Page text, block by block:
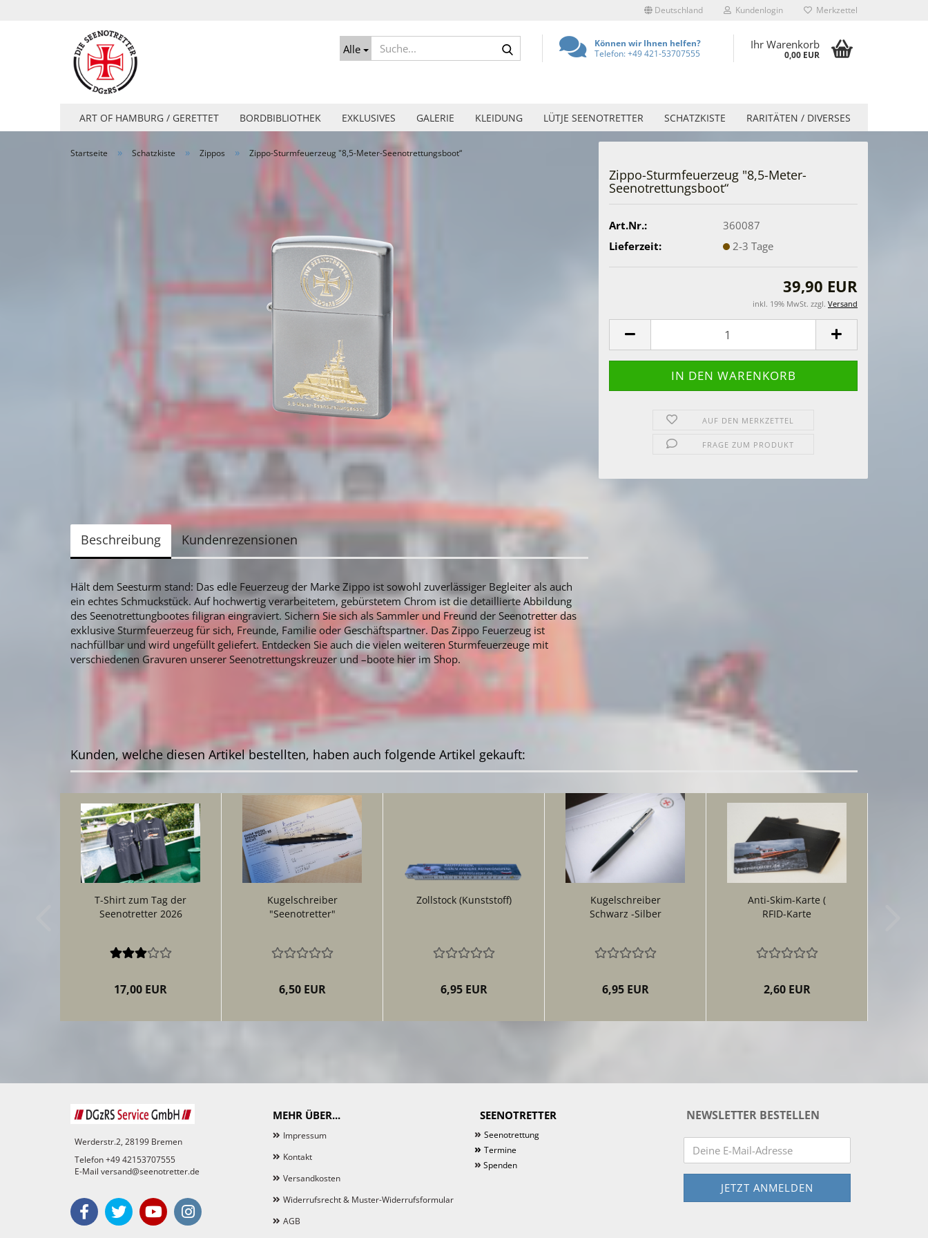
Deutschland Kundenlogin Merkzettel
Alle
Können wir Ihnen helfen?
Telefon: +49 421-53707555
Ihr Warenkorb
0,00 EUR
ART OF HAMBURG / GERETTET BORDBIBLIOTHEK EXKLUSIVES GALERIE KLEIDUNG LÜTJE SEENOTRETTER SCHATZKISTE RARITÄTEN / DIVERSES
Startseite » Schatzkiste » Zippos » Zippo-Sturmfeuerzeug "8,5-Meter-Seenotrettungsboot“
Zippo-Sturmfeuerzeug "8,5-Meter-
Seenotrettungsboot“
Art.Nr.:
360087
Lieferzeit:
2-3 Tage
39,90 EUR
inkl. 19% MwSt. zzgl. Versand
AUF DEN MERKZETTEL
FRAGE ZUM PRODUKT
Beschreibung Kundenrezensionen
Hält dem Seesturm stand: Das edle Feuerzeug der Marke Zippo ist sowohl zuverlässiger Begleiter als auch
ein echtes Schmuckstück. Auf hochwertig verarbeitetem, gebürstetem Chrom ist die detaillierte Abbildung
des Seenotrettungbootes filigran eingraviert. Sichern Sie sich als Sammler und Freund der Seenotretter das
exklusive Sturmfeuerzeug für sich, Freunde, Familie oder Geschäftspartner. Das Zippo Feuerzeug ist
nachfüllbar und wird ungefüllt geliefert. Entdecken Sie auch die vielen weiteren Sturmfeuerzeuge mit
verschiedenen Gravuren unserer Seenotrettungskreuzer und –boote hier im Shop.
Kunden, welche diesen Artikel bestellten, haben auch folgende Artikel gekauft:
T-Shirt zum Tag der
Seenotretter 2026
17,00 EUR
Kugelschreiber
"Seenotretter"
6,50 EUR
Zollstock (Kunststoff)
6,95 EUR
Kugelschreiber
Schwarz -Silber
6,95 EUR
Anti-Skim-Karte (
RFID-Karte
2,60 EUR
MEHR ÜBER...
Impressum
Kontakt
Versandkosten
Widerrufsrecht & Muster-Widerrufsformular
AGB
SEENOTRETTER
» Seenotrettung
» Termine
» Spenden
NEWSLETTER BESTELLEN
Werderstr.2, 28199 Bremen
Telefon +49 42153707555
E-Mail versand@seenotretter.de